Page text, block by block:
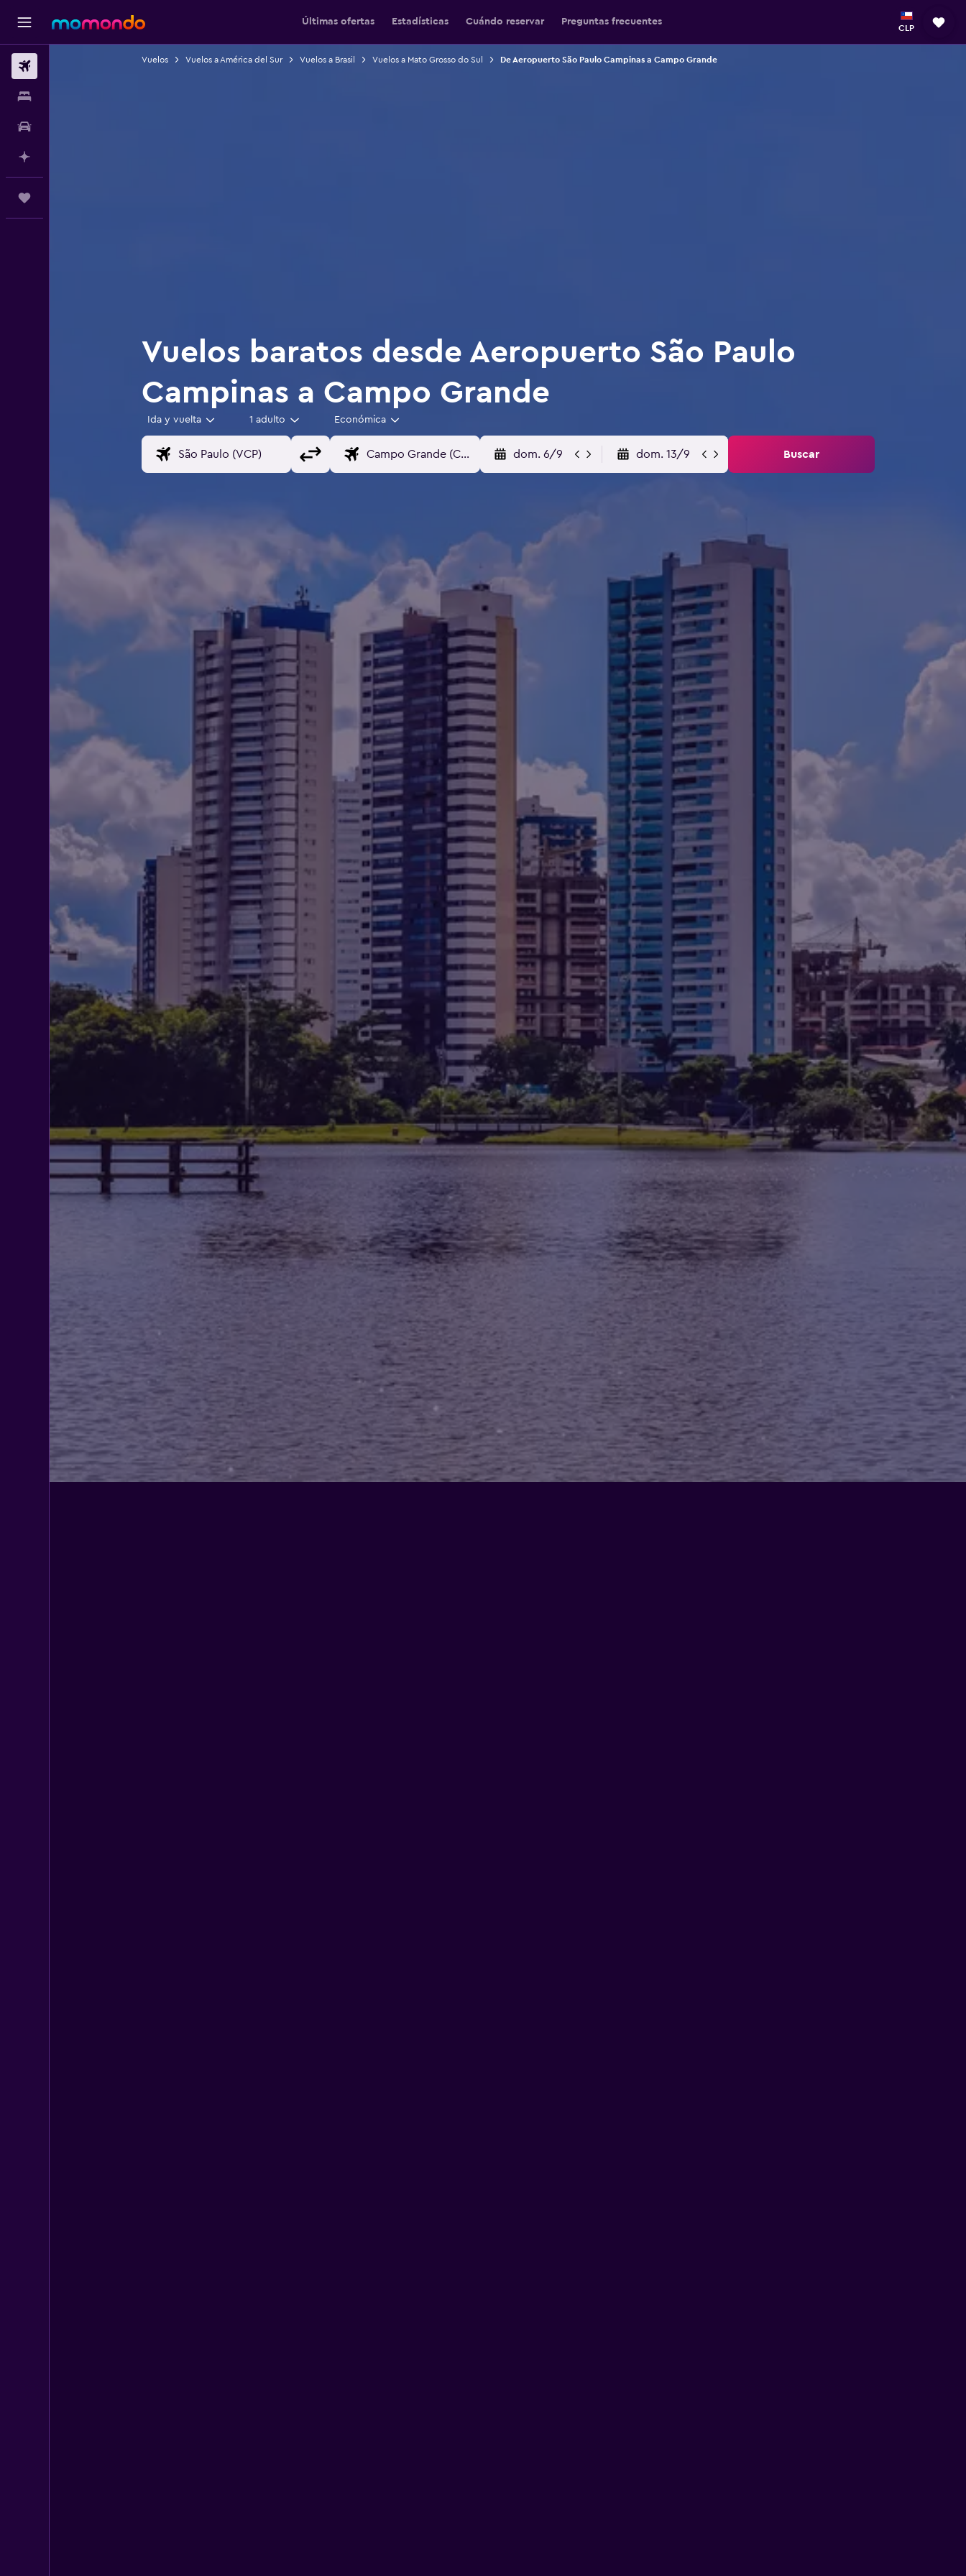
Últimas ofertas Estadísticas Cuándo reservar Preguntas frecuentes
CLP
Vuelos Vuelos a América del Sur Vuelos a Brasil Vuelos a Mato Grosso do Sul De Aeropuerto São Paulo Campinas a Campo Grande
Vuelos baratos desde Aeropuerto São Paulo
Campinas a Campo Grande
Ida y vuelta 1 adulto Económica
dom. 6/9 dom. 13/9 Buscar